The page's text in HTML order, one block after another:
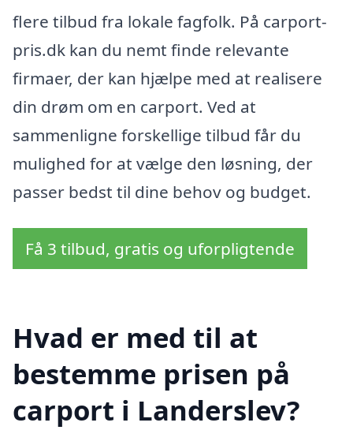
flere tilbud fra lokale fagfolk. På carport-
pris.dk kan du nemt finde relevante
firmaer, der kan hjælpe med at realisere
din drøm om en carport. Ved at
sammenligne forskellige tilbud får du
mulighed for at vælge den løsning, der
passer bedst til dine behov og budget.
Få 3 tilbud, gratis og uforpligtende
Hvad er med til at
bestemme prisen på
carport i Landerslev?